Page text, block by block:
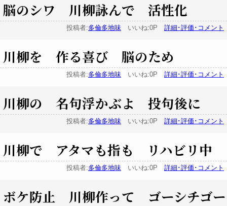
脳のシワ 川柳詠んで 活性化
投稿者:多倫多地味 いいね:0P 詳細･評価･コメント
川柳を 作る喜び 脳のため
投稿者:多倫多地味 いいね:0P 詳細･評価･コメント
川柳の 名句浮かぶよ 投句後に
投稿者:多倫多地味 いいね:0P 詳細･評価･コメント
川柳で アタマも指も リハビリ中
投稿者:多倫多地味 いいね:0P 詳細･評価･コメント
ボケ防止 川柳作って ゴーシチゴー